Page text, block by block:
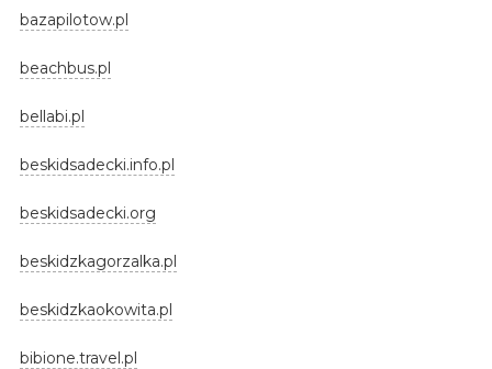
bazapilotow.pl
beachbus.pl
bellabi.pl
beskidsadecki.info.pl
beskidsadecki.org
beskidzkagorzalka.pl
beskidzkaokowita.pl
bibione.travel.pl